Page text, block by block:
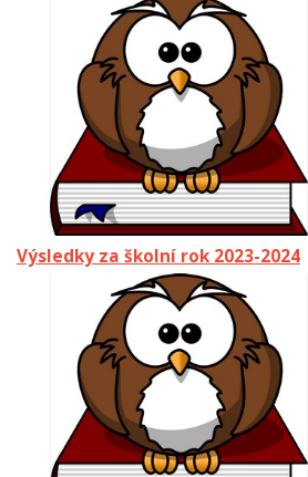
Výsledky za školní rok 2023-2024